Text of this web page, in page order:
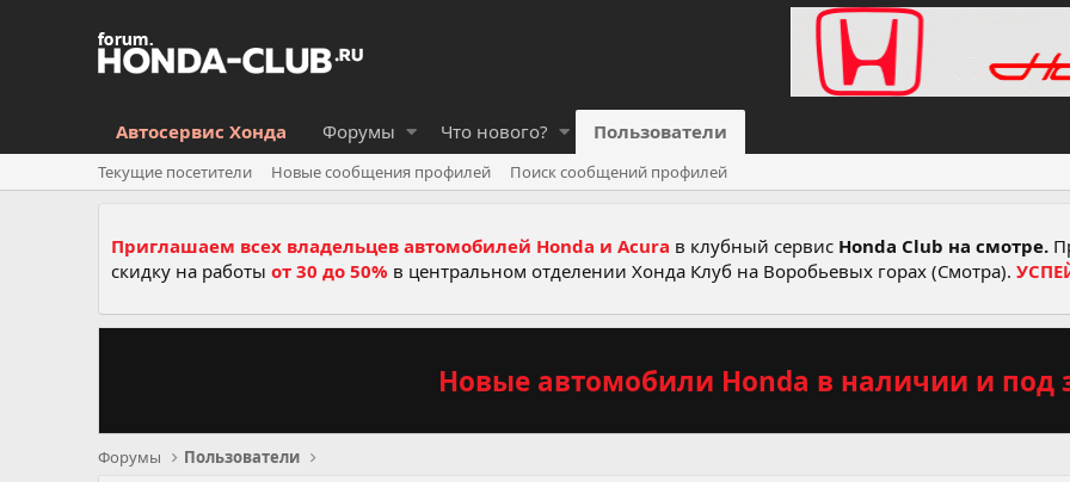
Автосервис Хонда Форумы Что нового? Пользователи
Текущие посетители Новые сообщения профилей Поиск сообщений профилей
Приглашаем всех владельцев автомобилей Honda и Acura в клубный сервис Honda Club на смотре.
скидку на работы от 30 до 50% в центральном отделении Хонда Клуб на Воробьевых горах (Смотра).
Новые автомобили Honda в наличии и под
Форумы Пользователи